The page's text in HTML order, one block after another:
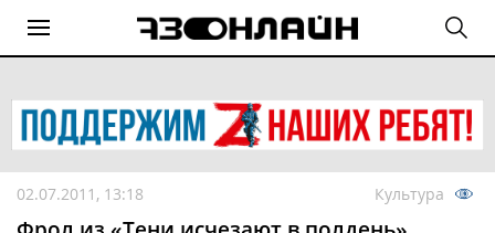
02.07.2011, 13:18 Культура